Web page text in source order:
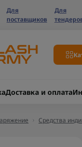
Для
поставщиков
Для
Доставка и оплата
Средства